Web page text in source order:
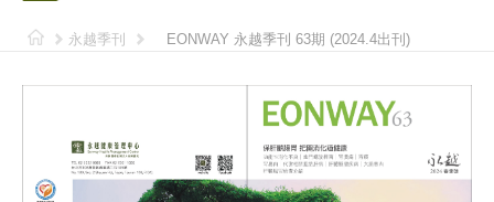
永越季刊 EONWAY 永越季刊 63期 (2024.4出刊)